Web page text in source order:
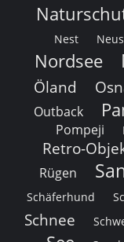
Nest
Nordsee
Öland
Outback
Pompeji
Retro-
Rügen
Schäferhund
Schnee